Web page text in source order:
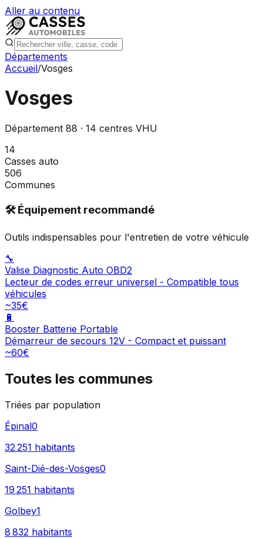
Aller au contenu
Départements
Accueil/Vosges
Vosges
Département 88 · 14 centres VHU
14
Casses auto
506
Communes
🛠️ Équipement recommandé
Outils indispensables pour l'entretien de votre véhicule
🔧
Valise Diagnostic Auto OBD2
Lecteur de codes erreur universel - Compatible tous
véhicules
~35€
🔋
Booster Batterie Portable
Démarreur de secours 12V - Compact et puissant
~60€
Toutes les communes
Triées par population
Épinal0
32 251 habitants
Saint-Dié-des-Vosges0
19 251 habitants
Golbey1
8 832 habitants